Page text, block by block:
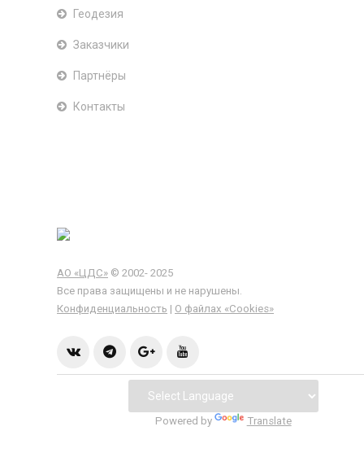
Геодезия
Заказчики
Партнёры
Контакты
АО «ЦДС» © 2002- 2025
Все права защищены и не нарушены.
Конфиденциальность | О файлах «Сookies»
Powered by Translate